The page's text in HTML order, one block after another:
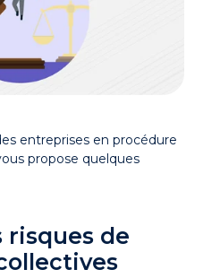
entreprises en procédure
propose quelques
de